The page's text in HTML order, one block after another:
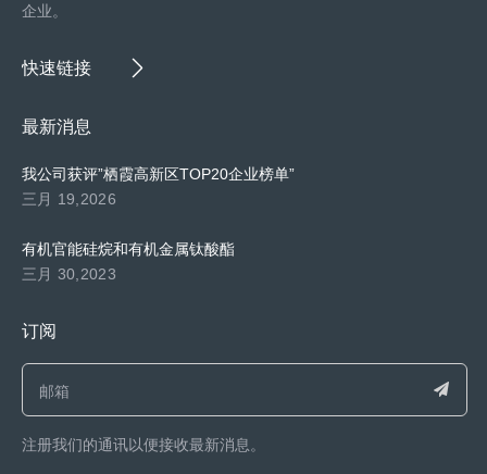
企业。
快速链接
最新消息
我公司获评”栖霞高新区TOP20企业榜单”
三月 19,2026
有机官能硅烷和有机金属钛酸酯
三月 30,2023
订阅
注册我们的通讯以便接收最新消息。​​​​​​​